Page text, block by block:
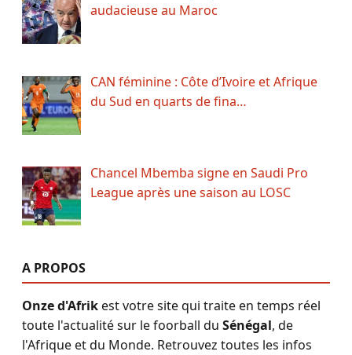
audacieuse au Maroc
CAN féminine : Côte d’Ivoire et Afrique
du Sud en quarts de fina…
Chancel Mbemba signe en Saudi Pro
League après une saison au LOSC
A PROPOS
Onze d'Afrikest votre site qui traite en temps réel
toute l'actualité sur le foorball du Sénégal, de
l'Afrique et du Monde. Retrouvez toutes les infos